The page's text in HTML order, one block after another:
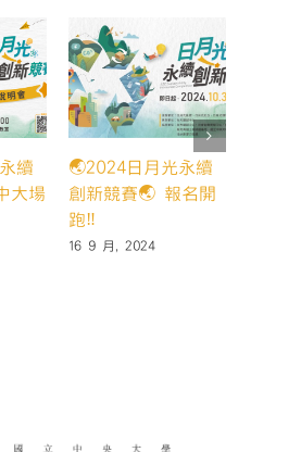
續
大場
🌏2024日月光永續
創新競賽🌏 報名開
跑‼️
16 9 月, 2024